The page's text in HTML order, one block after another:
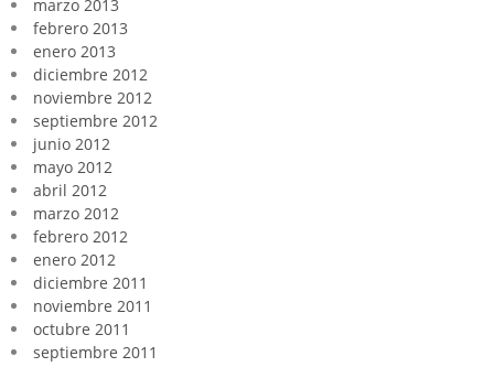
marzo 2013
febrero 2013
enero 2013
diciembre 2012
noviembre 2012
septiembre 2012
junio 2012
mayo 2012
abril 2012
marzo 2012
febrero 2012
enero 2012
diciembre 2011
noviembre 2011
octubre 2011
septiembre 2011